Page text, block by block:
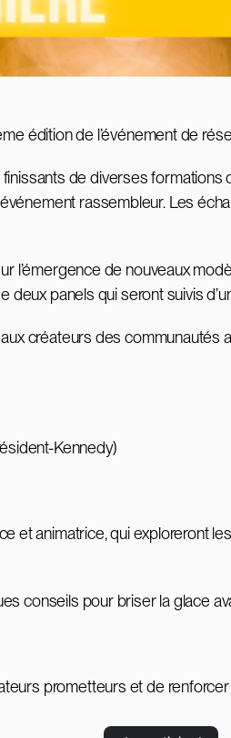
édition de l’événement de
de diverses
rassembleur. Les
l’émergence de nouveaux
panels qui seront suivis
créateurs des
Kennedy)
et animatrice, qui exploreront
conseils pour briser la glace
prometteurs et de renforcer